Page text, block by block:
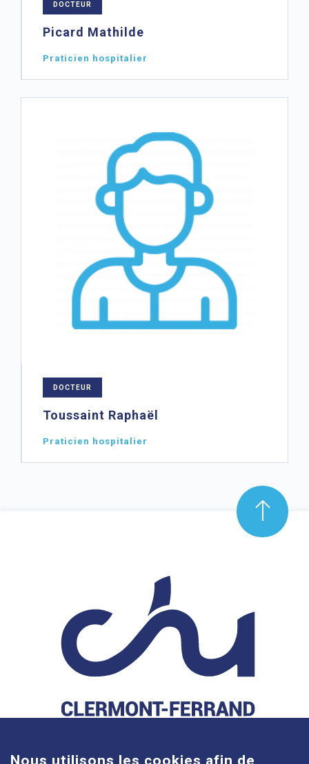
DOCTEUR
Picard Mathilde
Praticien hospitalier
DOCTEUR
Toussaint Raphaël
Praticien hospitalier
Cookies
Nous utilisons les cookies afin de